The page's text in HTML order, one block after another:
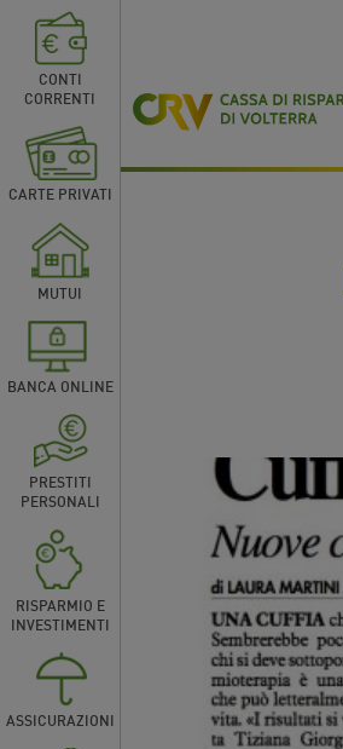
CONTI
CORRENTI
CARTE PRIVATI
MUTUI
BANCA ONLINE
PRESTITI
PERSONALI
RISPARMIO E
INVESTIMENTI
ASSICURAZIONI